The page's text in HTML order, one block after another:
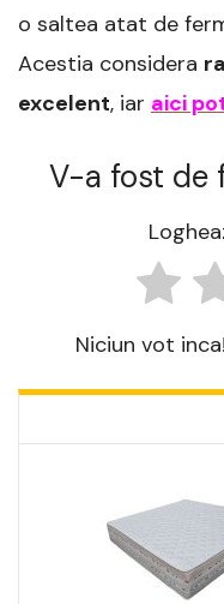
o saltea atat de
Acestia considera
excelent, iar aici
V-a fost de
Niciun vot